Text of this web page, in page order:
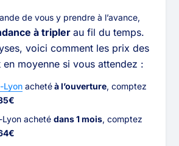
de vous y prendre à l’avance,
à triplerau fil du temps.
voici comment les prix des
moyenne si vous attendez :
Lyon achetéà l’ouverture, comptez
Lyon achetédans 1 mois, comptez